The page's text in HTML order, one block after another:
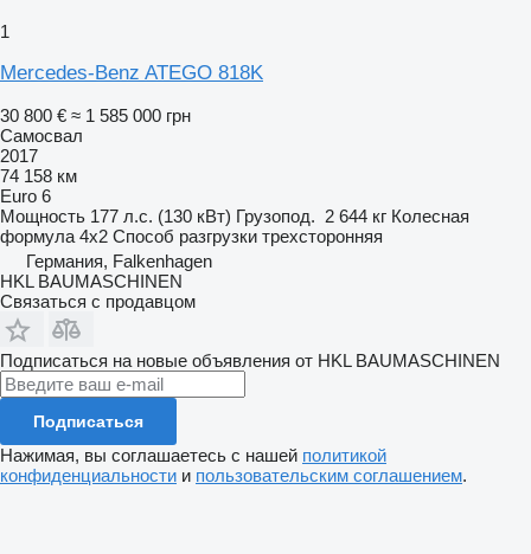
1
Mercedes-Benz ATEGO 818K
30 800 € ≈ 1 585 000 грн
Самосвал
2017
74 158 км
Euro 6
Мощность 177 л.с. (130 кВт) Грузопод. 2 644 кг Колесная
формула 4x2 Способ разгрузки трехсторонняя
Германия, Falkenhagen
HKL BAUMASCHINEN
Связаться с продавцом
Подписаться на новые объявления от HKL BAUMASCHINEN
Подписаться
Нажимая, вы соглашаетесь с нашей политикой
конфиденциальности и пользовательским соглашением.